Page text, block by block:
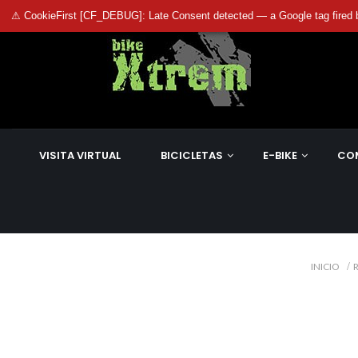
⚠ CookieFirst [CF_DEBUG]: Late Consent detected — a Google tag fired
VISITA VIRTUAL BICICLETAS E-BIKE
INICIO